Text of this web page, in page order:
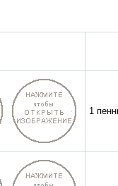
1